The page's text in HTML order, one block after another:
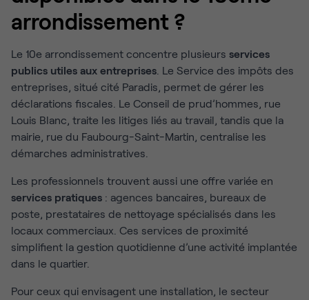
arrondissement ?
Le 10e arrondissement concentre plusieurs services
publics utiles aux entreprises . Le Service des impôts des
entreprises, situé cité Paradis, permet de gérer les
déclarations fiscales. Le Conseil de prud’hommes, rue
Louis Blanc, traite les litiges liés au travail, tandis que la
mairie, rue du Faubourg-Saint-Martin, centralise les
démarches administratives.
Les professionnels trouvent aussi une offre variée en
services pratiques : agences bancaires, bureaux de
poste, prestataires de nettoyage spécialisés dans les
locaux commerciaux. Ces services de proximité
simplifient la gestion quotidienne d’une activité implantée
dans le quartier.
Pour ceux qui envisagent une installation, le secteur